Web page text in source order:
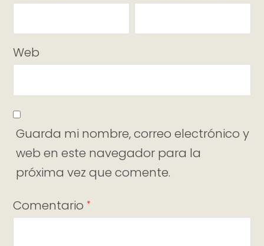
Web
Guarda mi nombre, correo electrónico y
web en este navegador para la
próxima vez que comente.
Comentario *